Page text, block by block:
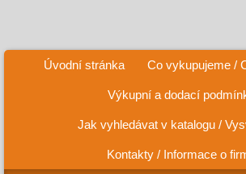
Úvodní stránka Co vykupujeme /
Výkupní a dodací
Jak vyhledávat v katalogu /
Kontakty / Informace o